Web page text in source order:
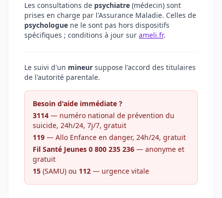
Les consultations de psychiatre (médecin) sont
prises en charge par l'Assurance Maladie. Celles de
psychologue ne le sont pas hors dispositifs
spécifiques ; conditions à jour sur ameli.fr.
Le suivi d'un mineur suppose l'accord des titulaires
de l'autorité parentale.
Besoin d'aide immédiate ?
3114 — numéro national de prévention du
suicide, 24h/24, 7j/7, gratuit
119 — Allo Enfance en danger, 24h/24, gratuit
Fil Santé Jeunes 0 800 235 236 — anonyme et
gratuit
15 (SAMU) ou 112 — urgence vitale